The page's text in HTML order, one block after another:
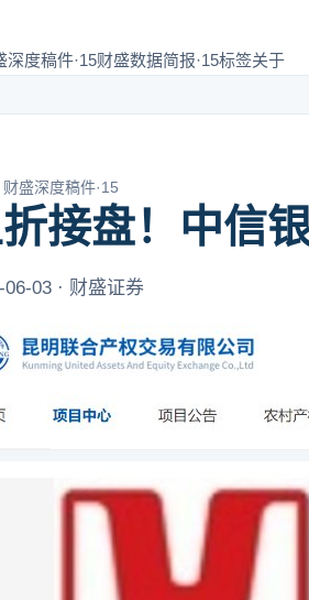
深度稿件·15财盛数据简报·15标签关于
财盛深度稿件·15
接盘！中信
06-03 · 财盛证券